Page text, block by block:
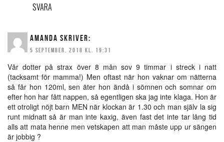
SVARA
AMANDA SKRIVER:
5 SEPTEMBER, 2018 KL. 19:31
Vår dotter på strax över 8 mån sov 9 timmar i streck i natt
(tacksamt för mamma!) Men oftast när hon vaknar om nätterna
så får hon 120ml, sen äter hon ändå i sömnen och somnar om
efter hon har fått nappen, så egentligen ska jag inte klaga. Hon är
ett otroligt nöjt barn MEN när klockan är 1.30 och man själv la sig
runt midnatt så är man inte kaxig, även fast det inte tar lång tid
alls att mata henne men vetskapen att man måste upp ur sängen
är jobbig ?